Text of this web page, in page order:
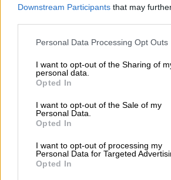
Downstream Participants that may
Personal Data Processing Opt Outs
I want to opt-out of the Sharing of
personal data.
Opted In
I want to opt-out of the Sale of my
Personal Data.
Opted In
I want to opt-out of processing my
Personal Data for Targeted
Opted In
Clara Campoamor: Mi sueño,
Por María Pérez Herrero
NOTICIAS MAS